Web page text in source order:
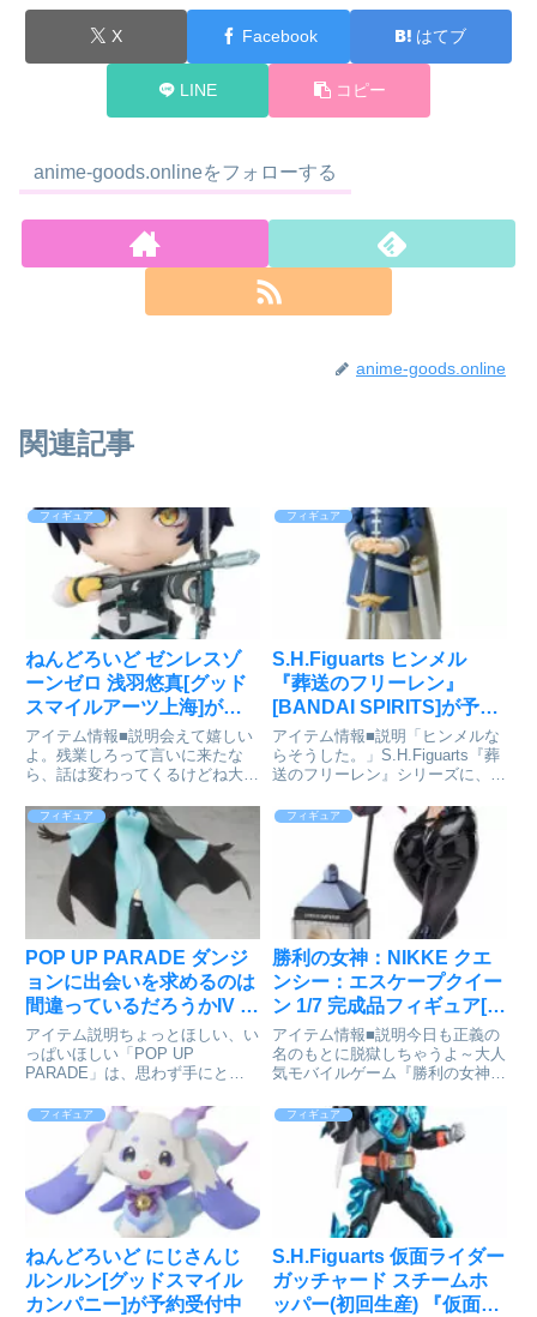
X Facebook はてブ
LINE コピー
anime-goods.onlineをフォローする
anime-goods.online
関連記事
フィギュア
ねんどろいど ゼンレスゾ
ーンゼロ 浅羽悠真[グッド
スマイルアーツ上海]が予
約受付中
アイテム情報■説明会えて嬉しい
よ。残業しろって言いに来たな
ら、話は変わってくるけどね大人
ーンゼロ』より、「浅羽悠真」が
ねんどろいどになって登場です！
●表情パーツ：「笑顔」「疲れ
顔」「苦しみ顔」●オプションパ
ーツ...
フィギュア
S.H.Figuarts ヒンメル
『葬送のフリーレン』
[BANDAI SPIRITS]が予約
受付中
アイテム情報■説明「ヒンメルな
らそうした。」S.H.Figuarts『葬
送のフリーレン』シリーズに、
超えるフリーレンの物語を、思い
出と共に彩る「勇者ヒンメル」。
誰よりも強く、誰よりも優しいヒ
ンメルの姿を立体化。...
フィギュア
POP UP PARADE ダンジ
ョンに出会いを求めるのは
間違っているだろうかIV リ
リルカ・アーデ 完成品フ
ィギュア[グッドスマイル
カンパニー]が予約受付開
アイテム説明ちょっとほしい、い
っぱいほしい「POP UP
PARADE」は、思わず手にとっ
18cmの飾りやすいサイズ、スピ
ーディにお届けなど、フィギュア
ファンにやさしいカタチを追求し
たフィギュアシリーズです。専...
フィギュア
勝利の女神：NIKKE クエ
ンシー：エスケープクイー
ン 1/7 完成品フィギュア[グ
ッドスマイルアーツ上海]
が予約受付中
アイテム情報■説明今日も正義の
名のもとに脱獄しちゃうよ～大人
気モバイルゲーム『勝利の女神：
ドネス部隊」に所属するニケ「ク
エンシー」が、1/7スケールフィ
ギュアとなって登場！勝利の女
神:NIKKE_クエンシー:...
フィギュア
ねんどろいど にじさんじ
ルンルン[グッドスマイル
カンパニー]が予約受付中
フィギュア
S.H.Figuarts 仮面ライダー
ガッチャード スチームホ
ッパー(初回生産) 『仮面ラ